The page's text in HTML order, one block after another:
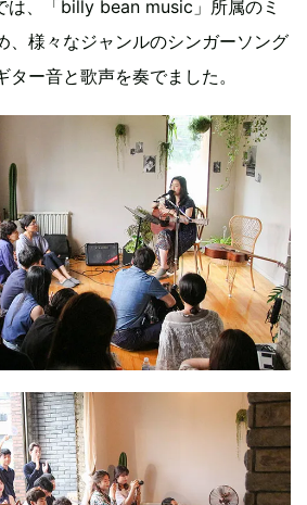
は、「billy bean music」所属のミ
、様々なジャンルのシンガーソング
ー音と歌声を奏でました。